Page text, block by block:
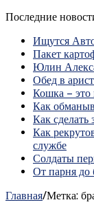
Последние
Ищутся
Пакет
Юлин
Обед в
Кошка – это
Как
Как сделать
Как
службе
Солдаты
От парня до
Главная/Метка: